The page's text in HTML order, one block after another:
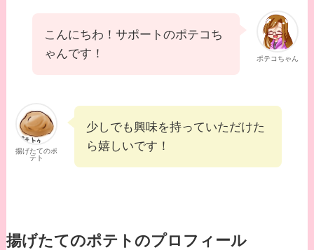
ポテコちゃん
こんにちわ！サポートのポテコち
ゃんです！
揚げたてのポ
テト
少しでも興味を持っていただけた
ら嬉しいです！
揚げたてのポテトのプロフィール